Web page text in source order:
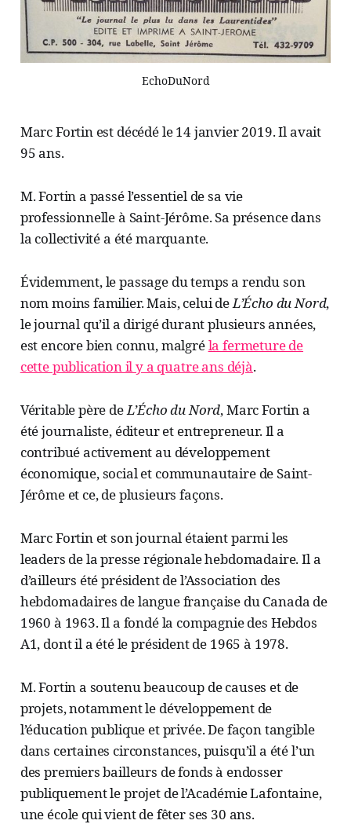
EchoDuNord
Marc Fortin est décédé le 14 janvier 2019. Il avait
95 ans.
M. Fortin a passé l’essentiel de sa vie
professionnelle à Saint-Jérôme. Sa présence dans
la collectivité a été marquante.
Évidemment, le passage du temps a rendu son
nom moins familier. Mais, celui deL’Écho du Nord,
le journal qu’il a dirigé durant plusieurs années,
est encore bien connu, malgréla fermeture de
cette publication il y a quatre ans déjà.
Véritable père deL’Écho du Nord, Marc Fortin a
été journaliste, éditeur et entrepreneur. Il a
contribué activement au développement
économique, social et communautaire de Saint-
Jérôme et ce, de plusieurs façons.
Marc Fortin et son journal étaient parmi les
leaders de la presse régionale hebdomadaire. Il a
d’ailleurs été président de l’Association des
hebdomadaires de langue française du Canada de
1960 à 1963. Il a fondé la compagnie des Hebdos
A1, dont il a été le président de 1965 à 1978.
M. Fortin a soutenu beaucoup de causes et de
projets, notamment le développement de
l’éducation publique et privée. De façon tangible
dans certaines circonstances, puisqu’il a été l’un
des premiers bailleurs de fonds à endosser
publiquement le projet de l’Académie Lafontaine,
une école qui vient de fêter ses 30 ans.